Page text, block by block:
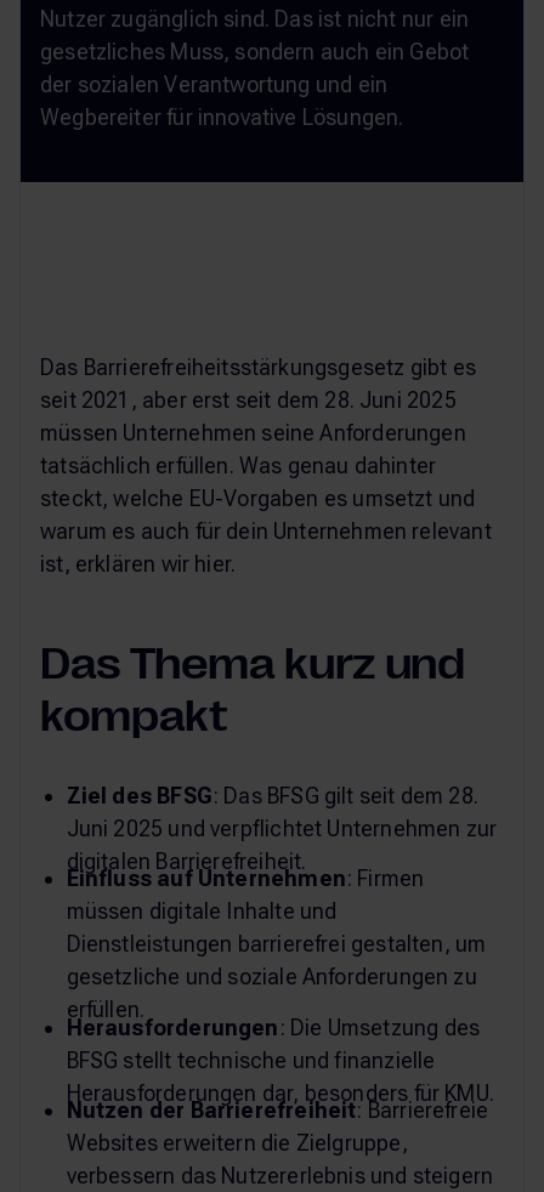
Nutzer zugänglich sind. Das ist nicht nur ein
gesetzliches Muss, sondern auch ein Gebot
der sozialen Verantwortung und ein
Wegbereiter für innovative Lösungen.
Das Barrierefreiheitsstärkungsgesetz gibt es
seit 2021, aber erst seit dem 28. Juni 2025
müssen Unternehmen seine Anforderungen
tatsächlich erfüllen. Was genau dahinter
steckt, welche EU-Vorgaben es umsetzt und
warum es auch für dein Unternehmen relevant
ist, erklären wir hier.
Das Thema kurz und
kompakt
Ziel des BFSG: Das BFSG gilt seit dem 28.
Juni 2025 und verpflichtet Unternehmen zur
digitalen Barrierefreiheit.
Einfluss auf Unternehmen: Firmen
müssen digitale Inhalte und
Dienstleistungen barrierefrei gestalten, um
gesetzliche und soziale Anforderungen zu
erfüllen.
Herausforderungen: Die Umsetzung des
BFSG stellt technische und finanzielle
Herausforderungen dar, besonders für KMU.
Nutzen der Barrierefreiheit: Barrierefreie
Websites erweitern die Zielgruppe,
verbessern das Nutzererlebnis und steigern